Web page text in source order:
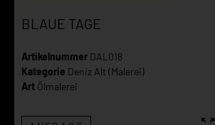
BLAUE TAGE
Artikelnummer DAL018
Kategorie Deniz Alt (Malerei)
Art Ölmalerei